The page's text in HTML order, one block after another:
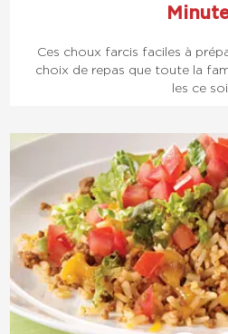
Ces choux farcis faciles à
choix de repas que toute la
les ce